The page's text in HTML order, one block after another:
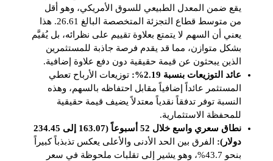
يقع ضمن المعدل الطبيعي للسوق الأمريكي، وهو أقل
من متوسط قطاع التجزئة المتخصصة البالغ 26.61. هذا
يعني أن السهم لا يتمتع بعلاوة تقييم على نظرائه، بل يُقيَّم
بشكل متوازن، مما قد يقدم فرصة جاذبة للمستثمرين
الذين يبحثون عن قيمة حقيقية دون دفع علاوة إضافية.
عائد التوزيعات بنسبة 2.19%:
توزيعات الأرباح تعطي
المستثمر عائداً إضافياً مقابل احتفاظه بالسهم، وهذه
النسبة توفر تدفقاً نقدياً معتدلاً يضيف قيمة حقيقية
للمحفظة الاستثمارية.
نطاق سعري واسع خلال 52 أسبوعاً (163.07 إلى 234.45
دولار):الفرق بين الحد الأدنى والأعلى يعكس تذبذباً كبيراً
بنحو 43.7%، وهو يشير إلى تقلبات ملحوظة في سعر